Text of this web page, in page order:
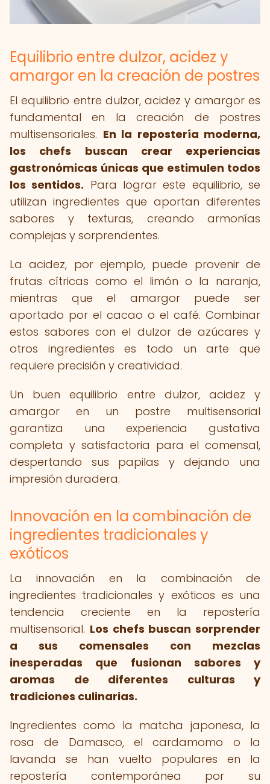
Equilibrio entre dulzor, acidez y
amargor en la creación de postres
El equilibrio entre dulzor, acidez y amargor es
fundamental en la creación de postres
multisensoriales. En la repostería moderna,
los chefs buscan crear experiencias
gastronómicas únicas que estimulen todos
los sentidos. Para lograr este equilibrio, se
utilizan ingredientes que aportan diferentes
sabores y texturas, creando armonías
complejas y sorprendentes.
La acidez, por ejemplo, puede provenir de
frutas cítricas como el limón o la naranja,
mientras que el amargor puede ser
aportado por el cacao o el café. Combinar
estos sabores con el dulzor de azúcares y
otros ingredientes es todo un arte que
requiere precisión y creatividad.
Un buen equilibrio entre dulzor, acidez y
amargor en un postre multisensorial
garantiza una experiencia gustativa
completa y satisfactoria para el comensal,
despertando sus papilas y dejando una
impresión duradera.
Innovación en la combinación de
ingredientes tradicionales y
exóticos
La innovación en la combinación de
ingredientes tradicionales y exóticos es una
tendencia creciente en la repostería
multisensorial. Los chefs buscan sorprender
a sus comensales con mezclas
inesperadas que fusionan sabores y
aromas de diferentes culturas y
tradiciones culinarias.
Ingredientes como la matcha japonesa, la
rosa de Damasco, el cardamomo o la
lavanda se han vuelto populares en la
repostería contemporánea por su